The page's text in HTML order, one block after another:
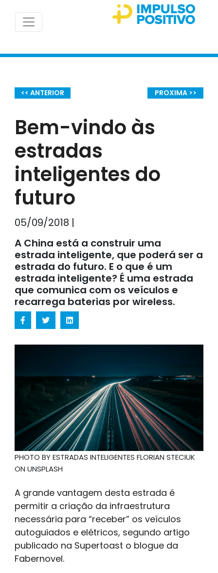
<< ANTERIOR PROXIMA >>
Bem-vindo às
estradas
inteligentes do
futuro
05/09/2018 |
A China está a construir uma
estrada inteligente, que poderá ser a
estrada do futuro. E o que é um
estrada inteligente? É uma estrada
que comunica com os veículos e
recarrega baterias por wireless.
PHOTO BY ESTRADAS INTELIGENTES FLORIAN STECIUK
ON UNSPLASH
A grande vantagem desta estrada é
permitir a criação da infraestrutura
necessária para “receber” os veículos
autoguiados e elétricos, segundo artigo
publicado na Supertoast o blogue da
Fabernovel.